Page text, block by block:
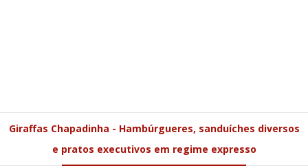
Giraffas Chapadinha - Hambúrgueres, sanduíches diversos
e pratos executivos em regime expresso